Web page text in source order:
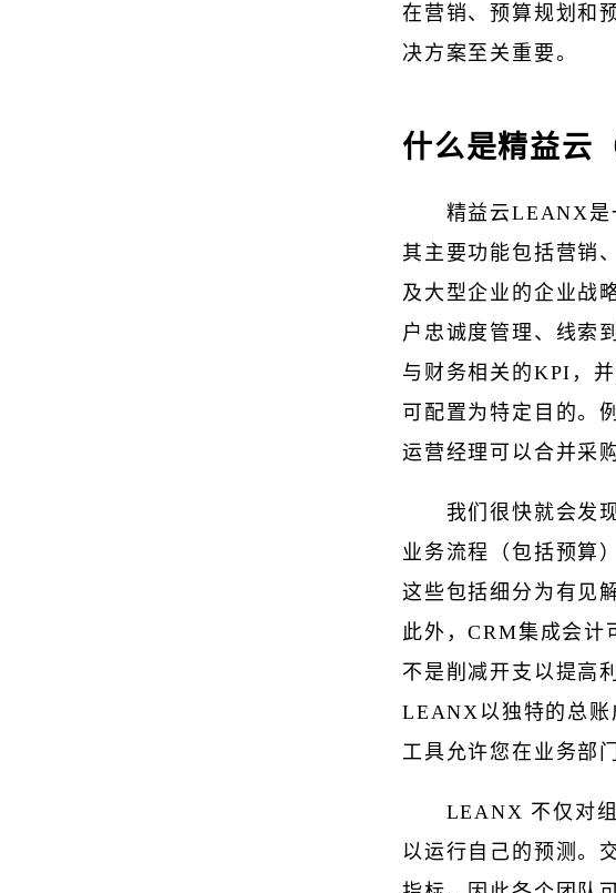
在营销、预算规划和
决方案至关重要。
什么是精益云
精益云LEANX是
其主要功能包括营销
及大型企业的企业战
户忠诚度管理、线索
与财务相关的KPI，
可配置为特定目的。
运营经理可以合并采
我们很快就会发
业务流程（包括预算
这些包括细分为有见
此外，CRM集成会计
不是削减开支以提高
LEANX以独特的总账
工具允许您在业务部
LEANX 不仅对
以运行自己的预测。